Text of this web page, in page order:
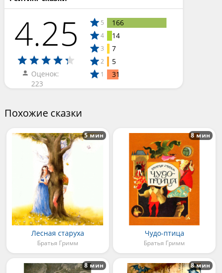
4.25
Оценок:
223
5 166
4 14
3 7
2 5
1 31
Похожие сказки
Лесная старуха
Братья Гримм
5 мин
Чудо-птица
Братья Гримм
8 мин
8 мин 8 мин